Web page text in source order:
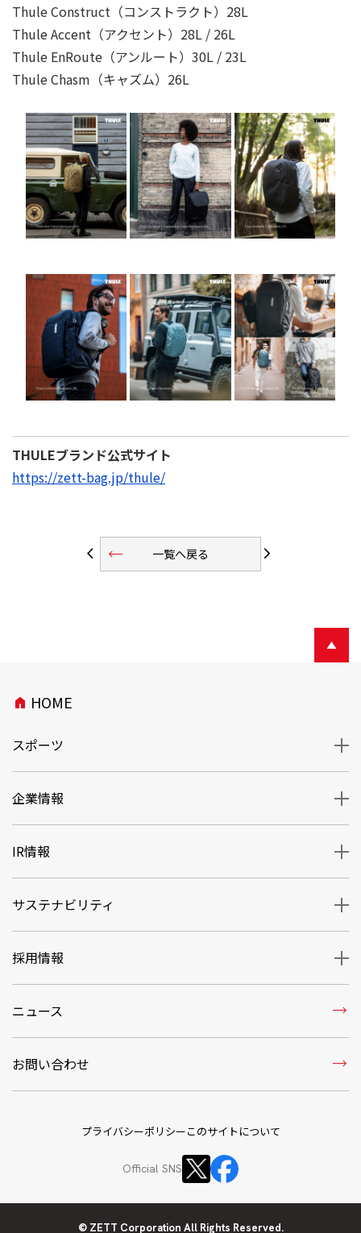
Thule Construct（コンストラクト）28L
Thule Accent（アクセント）28L / 26L
Thule EnRoute（アンルート）30L / 23L
Thule Chasm（キャズム）26L
THULEブランド公式サイト
https://zett-bag.jp/thule/
arrow_back_ios 一覧へ戻る
trending_flat arrow_forward_ios
home HOME
スポーツ
企業情報
IR情報
サステナビリティ
採用情報
ニュース trending_flat
お問い合わせ trending_flat
プライバシーポリシーこのサイトについて
Official SNS
© ZETT Corporation All Rights Reserved.